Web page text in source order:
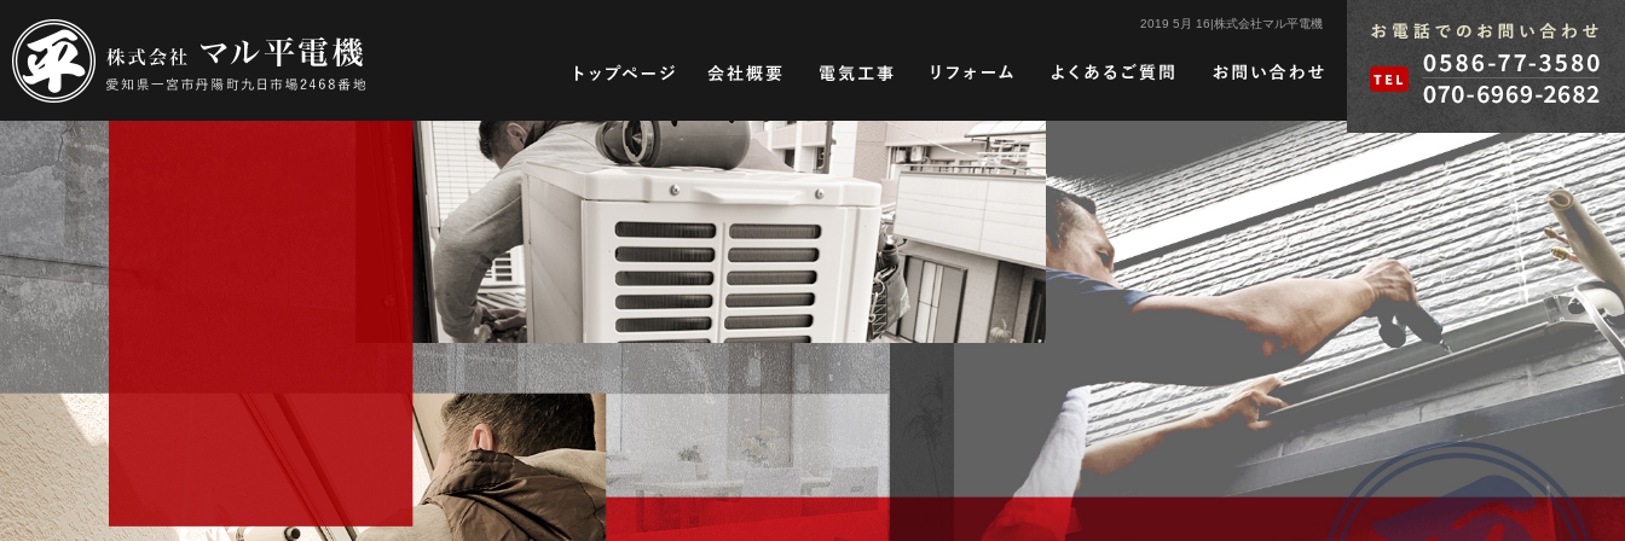
2019 5月 16|株式会社マル平電機